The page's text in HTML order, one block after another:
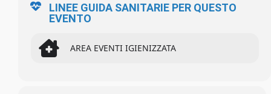
LINEE GUIDA SANITARIE PER QUESTO
EVENTO
AREA EVENTI IGIENIZZATA